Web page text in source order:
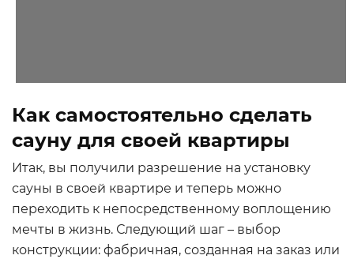
Как самостоятельно сделать
сауну для своей квартиры
Итак, вы получили разрешение на установку
сауны в своей квартире и теперь можно
переходить к непосредственному воплощению
мечты в жизнь. Следующий шаг – выбор
конструкции: фабричная, созданная на заказ или